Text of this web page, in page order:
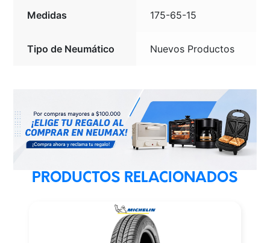
Medidas 175-65-15
Tipo de Neumático Nuevos Productos
PRODUCTOS RELACIONADOS